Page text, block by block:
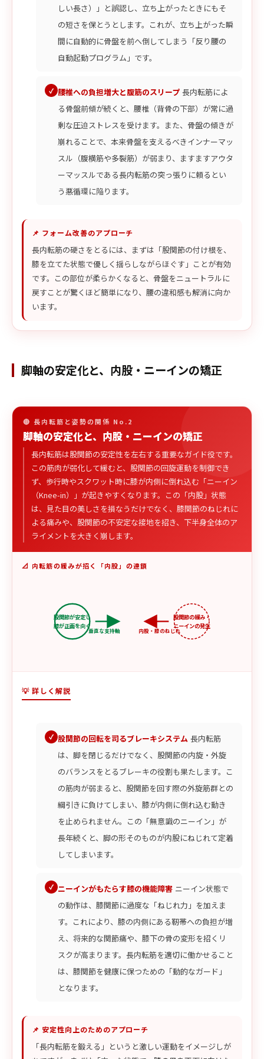
しい長さ）」と誤認し、立ち上がったときにもそ
の短さを保とうとします。これが、立ち上がった瞬
間に自動的に骨盤を前へ倒してしまう「反り腰の
自動起動プログラム」です。
腰椎への負担増大と腹筋のスリープ 長内転筋によ
る骨盤前傾が続くと、腰椎（背骨の下部）が常に過
剰な圧迫ストレスを受けます。また、骨盤の傾きが
崩れることで、本来骨盤を支えるべきインナーマッ
スル（腹横筋や多裂筋）が弱まり、ますますアウタ
ーマッスルである長内転筋の突っ張りに頼るとい
う悪循環に陥ります。
📌 フォーム改善のアプローチ
長内転筋の硬さをとるには、まずは「股関節の付け根を、
膝を立てた状態で優しく揺らしながらほぐす」ことが有効
です。この部位が柔らかくなると、骨盤をニュートラルに
戻すことが驚くほど簡単になり、腰の違和感も解消に向か
います。
脚軸の安定化と、内股・ニーインの矯正
🔴 長内転筋と姿勢の関係 No.2
脚軸の安定化と、内股・ニーインの矯正
長内転筋は股関節の安定性を左右する重要なガイド役です。
この筋肉が弱化して緩むと、股関節の回旋運動を制御でき
ず、歩行時やスクワット時に膝が内側に倒れ込む「ニーイン
（Knee-in）」が起きやすくなります。この「内股」状態
は、見た目の美しさを損なうだけでなく、膝関節のねじれに
よる痛みや、股関節の不安定な接地を招き、下半身全体のア
ライメントを大きく崩します。
📐 内転筋の緩みが招く「内股」の連鎖
股関節が安定し
膝が正面を向く
垂直な支持軸
股関節の緩み・
ニーインの発生
内股・膝のねじれ
💡 詳しく解説
股関節の回転を司るブレーキシステム 長内転筋
は、脚を閉じるだけでなく、股関節の内旋・外旋
のバランスをとるブレーキの役割も果たします。こ
の筋肉が弱まると、股関節を回す際の外旋筋群との
綱引きに負けてしまい、膝が内側に倒れ込む動き
を止められません。この「無意識のニーイン」が
長年続くと、脚の形そのものが内股にねじれて定着
してしまいます。
ニーインがもたらす膝の機能障害 ニーイン状態で
の動作は、膝関節に過度な「ねじれ力」を加えま
す。これにより、膝の内側にある靭帯への負担が増
え、将来的な関節痛や、膝下の骨の変形を招くリ
スクが高まります。長内転筋を適切に働かせること
は、膝関節を健康に保つための「動的なガード」
となります。
📌 安定性向上のためのアプローチ
「長内転筋を鍛える」というと激しい運動をイメージしが